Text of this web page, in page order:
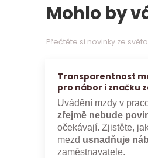
Mohlo by
Přečtěte si novinky ze
Transparentnost
pro nábor i značku
Uvádění mzdy v
zřejmě nebude
očekávají. Zjistěte,
mezd usnadňuje
zaměstnavatele.